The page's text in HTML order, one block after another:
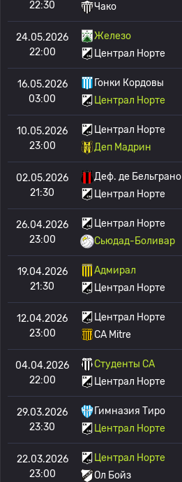
22:30
Чако
24.05.2026
22:00
Железо
Централ Норте
16.05.2026
03:00
Гонки Кордовы
Централ Норте
10.05.2026
23:00
Централ Норте
Деп Мадрин
02.05.2026
21:30
Деф. де Бельграно
Централ Норте
26.04.2026
23:00
Централ Норте
Сьюдад-Боливар
19.04.2026
21:30
Адмирал
Централ Норте
12.04.2026
23:00
Централ Норте
CA Mitre
04.04.2026
22:00
Студенты CA
Централ Норте
29.03.2026
23:30
Гимназия Тиро
Централ Норте
22.03.2026
23:00
Централ Норте
Ол Бойз